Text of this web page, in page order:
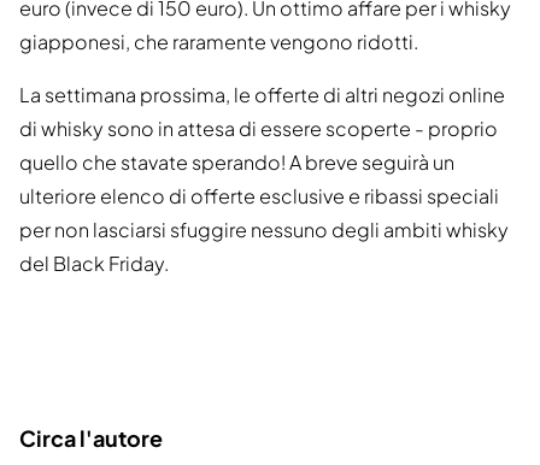
euro (invece di 150 euro). Un ottimo affare per i whisky
giapponesi, che raramente vengono ridotti.
La settimana prossima, le offerte di altri negozi online
di whisky sono in attesa di essere scoperte - proprio
quello che stavate sperando! A breve seguirà un
ulteriore elenco di offerte esclusive e ribassi speciali
per non lasciarsi sfuggire nessuno degli ambiti whisky
del Black Friday.
Circa l'autore